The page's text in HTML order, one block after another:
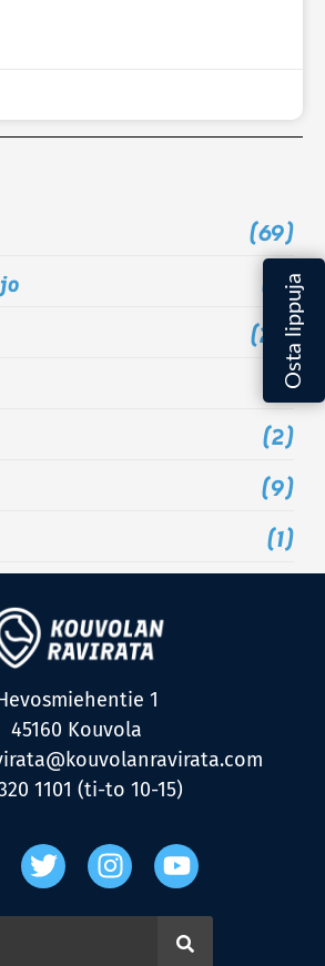
(69)
(6)
(23)
(5)
(2)
(9)
(1)
1
45160 Kouvola
1101 (ti-to 10-15)
T
w
i
I
n
s
Y
o
u
t